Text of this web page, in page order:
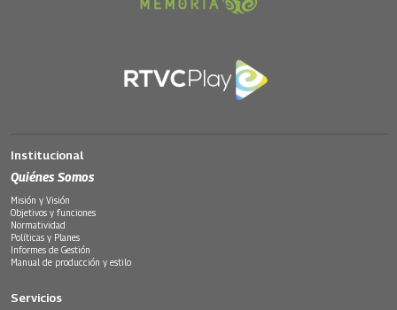
Institucional
Quiénes Somos
Misión y Visión
Objetivos y funciones
Normatividad
Políticas y Planes
Informes de Gestión
Manual de producción y estilo
Servicios